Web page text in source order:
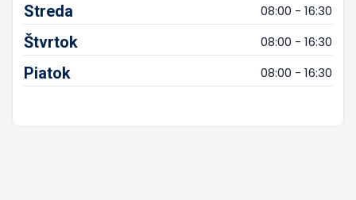
Streda 08:00 - 16:30
Štvrtok 08:00 - 16:30
Piatok 08:00 - 16:30